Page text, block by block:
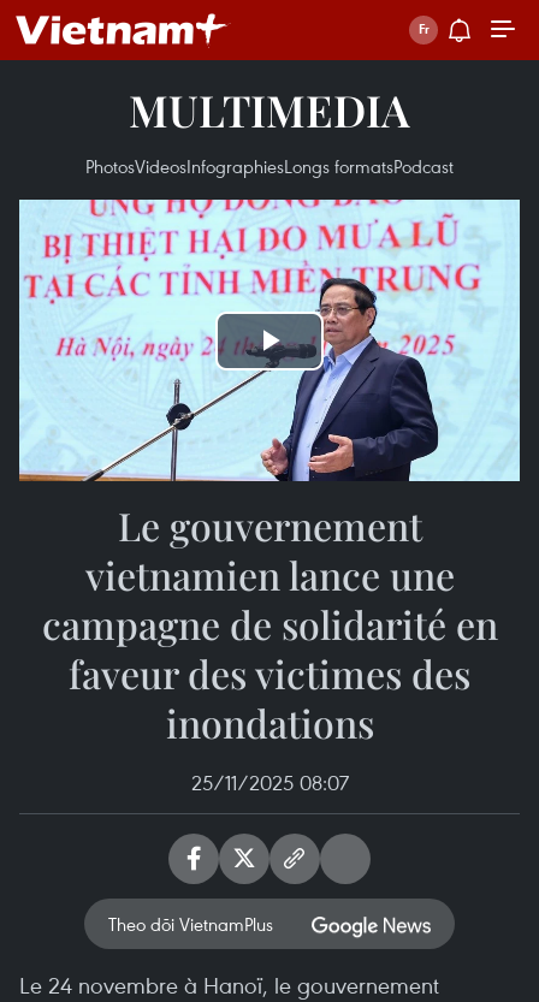
MULTIMEDIA
PhotosVideosInfographiesLongs formatsPodcast
Play
Video
Le gouvernement
vietnamien lance une
campagne de solidarité en
faveur des victimes des
inondations
25/11/2025 08:07
Theo dõi VietnamPlus
Le 24 novembre à Hanoï, le gouvernement